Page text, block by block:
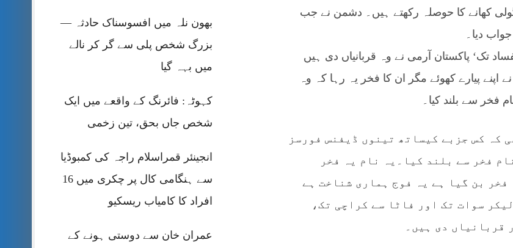
بھون نلہ میں افسوسناک حادثہ —
بزرگ شخص پلی سے گر کر نالے
میں بہہ گیا
کہوٹہ: فائرنگ کے واقعے میں ایک
شخص جاں بحق، تین زخمی
انجینئر قمراسلام راجہ کی کمبوڈیا
سے ہنگامی کال پر چکری میں 16
افراد کا کامیاب ریسکیو
عمران خان سے دوستی ہونے کے
گولی کھانے کا حوصلہ رکھتے ہیں۔ دشمن نے جب
دیا۔
پاکستان آرمی نے وہ قربانیاں دی ہیں
پیارے کھوئے مگر ان کا فخر یہ رہا کہ وہ
فخر سے بلند کیا۔
کہ کس جزبے کیساتھ تینوں ڈیفنس فورسز
فخر سے بلند کیا۔یہ نام یہ فخر
بن گیا ہے یہ فوج ہماری شناخت ہے
سوات تک اور فاٹا سے کراچی تک،
قربانیاں دی ہیں۔